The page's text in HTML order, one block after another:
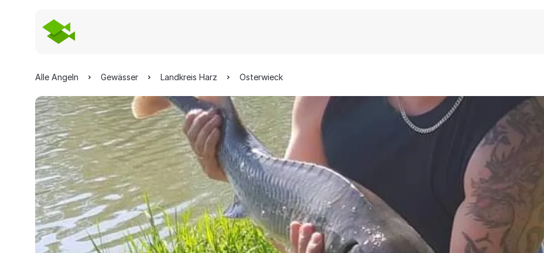
Alle Angeln Gewässer Landkreis Harz Osterwieck